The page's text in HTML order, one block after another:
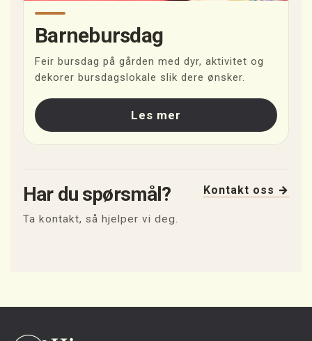
Barnebursdag
Feir bursdag på gården med dyr, aktivitet og
dekorer bursdagslokale slik dere ønsker.
Les mer
Har du spørsmål?
Ta kontakt, så hjelper vi deg.
Kontakt oss →